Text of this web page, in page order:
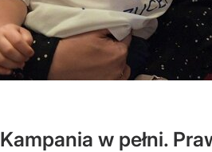
Kampania w pełni.